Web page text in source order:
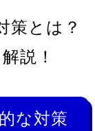
策とは？
説！
な対策